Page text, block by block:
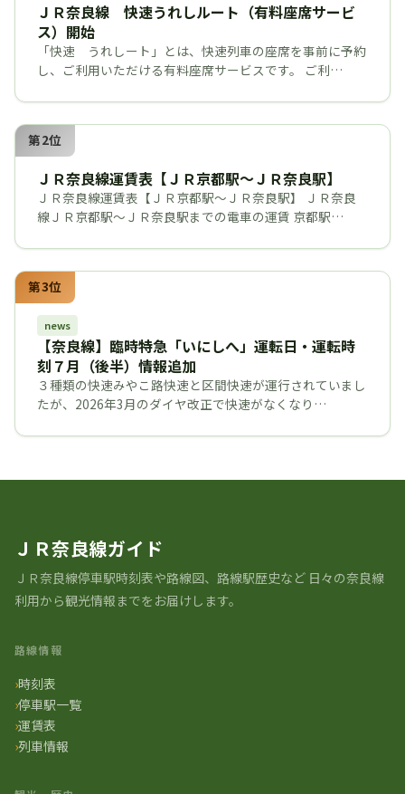
ＪＲ奈良線 快速うれしルート（有料座席サービ
ス）開始
「快速 うれしート」とは、快速列車の座席を事前に予約
し、ご利用いただける有料座席サービスです。 ご利…
第2位
ＪＲ奈良線運賃表【ＪＲ京都駅～ＪＲ奈良駅】
ＪＲ奈良線運賃表【ＪＲ京都駅～ＪＲ奈良駅】 ＪＲ奈良
線ＪＲ京都駅～ＪＲ奈良駅までの電車の運賃 京都駅…
第3位
news
【奈良線】臨時特急「いにしへ」運転日・運転時
刻７月（後半）情報追加
３種類の快速みやこ路快速と区間快速が運行されていまし
たが、2026年3月のダイヤ改正で快速がなくなり…
ＪＲ奈良線ガイド
ＪＲ奈良線停車駅時刻表や路線図、路線駅歴史など ⽇々の奈良線
利⽤から観光情報までをお届けします。
路線情報
時刻表
停車駅一覧
運賃表
列車情報